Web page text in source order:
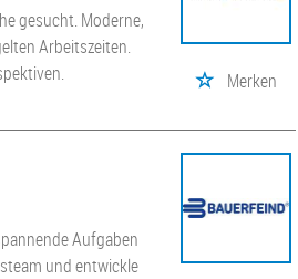
gesucht. Moderne,
Arbeitszeiten.
Merken
Aufgaben
und entwickle